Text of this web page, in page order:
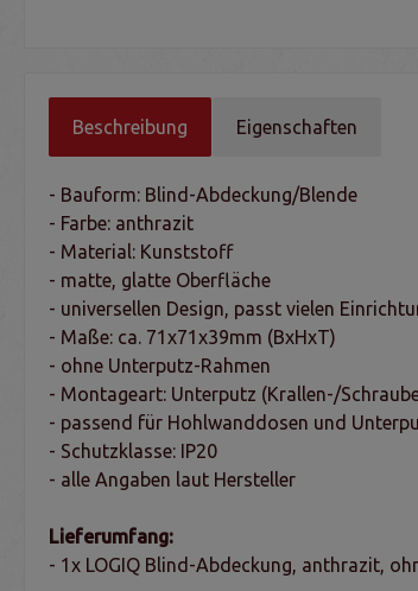
Beschreibung Eigenschaften
- Bauform: Blind-Abdeckung/Blende
- Farbe: anthrazit
- Material: Kunststoff
- matte, glatte Oberfläche
- universellen Design, passt vielen
- Maße: ca. 71x71x39mm (BxHxT)
- ohne Unterputz-Rahmen
- Montageart: Unterputz (Krallen-/
- passend für Hohlwanddosen und
- Schutzklasse: IP20
- alle Angaben laut Hersteller
Lieferumfang:
- 1x LOGIQ Blind-Abdeckung, anthrazit,